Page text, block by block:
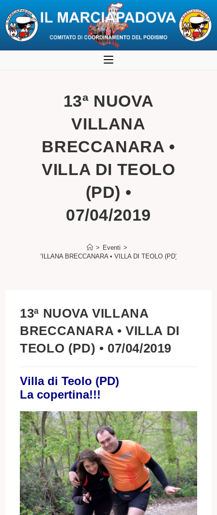
al
13ª NUOVA
VILLANA
BRECCANARA •
VILLA DI TEOLO
(PD) •
07/04/2019
> Eventi >
13ª NUOVA VILLANA BRECCANARA • VILLA DI TEOLO (PD) • 07/04/2019
13ª NUOVA VILLANA
BRECCANARA • VILLA DI
TEOLO (PD) • 07/04/2019
Villa di Teolo (PD)
La copertina!!!